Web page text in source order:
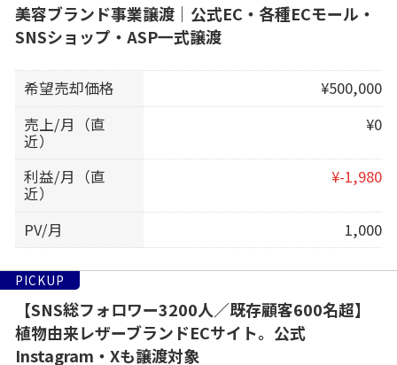
美容ブランド事業譲渡｜公式EC・各種ECモール・
SNSショップ・ASP一式譲渡
希望売却価格
¥500,000
売上/月（直
近）
¥0
利益/月（直
近）
¥-1,980
PV/月 1,000
PICKUP
【SNS総フォロワー3200人／既存顧客600名超】
植物由来レザーブランドECサイト。公式
Instagram・Xも譲渡対象